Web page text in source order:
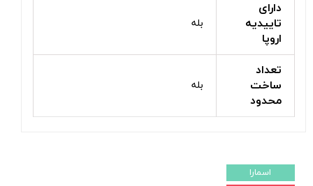
دارای
تاییدیه
اروپا
بله
تعداد
ساخت
محدود
بله
اسمارا